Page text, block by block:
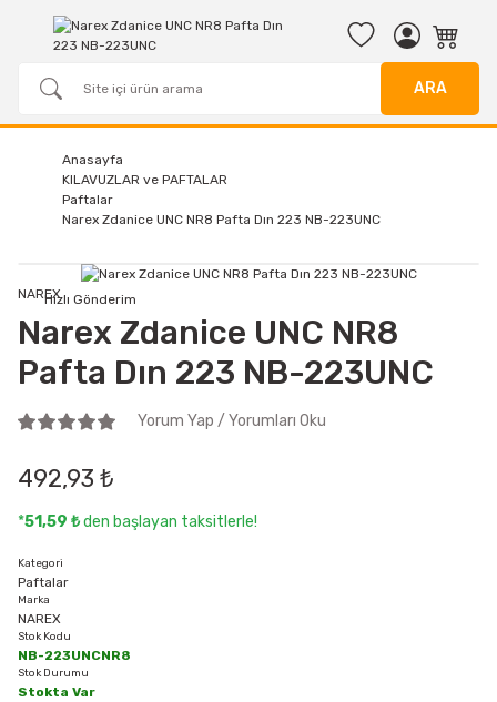
ARA
Anasayfa
KILAVUZLAR ve PAFTALAR
Paftalar
Narex Zdanice UNC NR8 Pafta Dın 223 NB-223UNC
Hızlı Gönderim
NAREX
Narex Zdanice UNC NR8
Pafta Dın 223 NB-223UNC
Yorum Yap / Yorumları Oku
492,93 ₺
*51,59 ₺den başlayan taksitlerle!
Kategori
Paftalar
Marka
NAREX
Stok Kodu
NB-223UNCNR8
Stok Durumu
Stokta Var